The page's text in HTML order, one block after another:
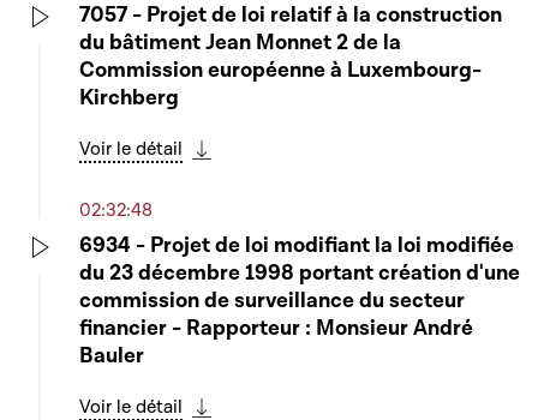
7057 - Projet de loi relatif à la construction
du bâtiment Jean Monnet 2 de la
Commission européenne à Luxembourg-
Kirchberg
Voir le détail
02:32:48
6934 - Projet de loi modifiant la loi modifiée
du 23 décembre 1998 portant création d'une
commission de surveillance du secteur
financier - Rapporteur : Monsieur André
Bauler
Voir le détail